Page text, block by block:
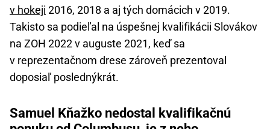
v hokeji 2016, 2018 a aj tých domácich v 2019.
Takisto sa podieľal na úspešnej kvalifikácii Slovákov
na ZOH 2022 v auguste 2021, keď sa
v reprezentačnom drese zároveň prezentoval
doposiaľ poslednýkrát.
Samuel Kňažko nedostal kvalifikačnú